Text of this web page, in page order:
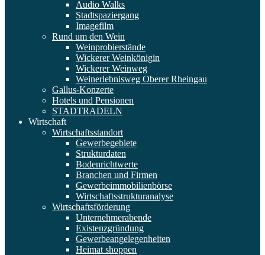
Audio Walks
Stadtspaziergang
Imagefilm
Rund um den Wein
Weinprobierstände
Wickerer Weinkönigin
Wickerer Weinweg
Weinerlebnisweg Oberer Rheingau
Gallus-Konzerte
Hotels und Pensionen
STADTRADELN
Wirtschaft
Wirtschaftsstandort
Gewerbegebiete
Strukturdaten
Bodenrichtwerte
Branchen und Firmen
Gewerbeimmobilienbörse
Wirtschaftsstrukturanalyse
Wirtschaftsförderung
Unternehmerabende
Existenzgründung
Gewerbeangelegenheiten
Heimat shoppen